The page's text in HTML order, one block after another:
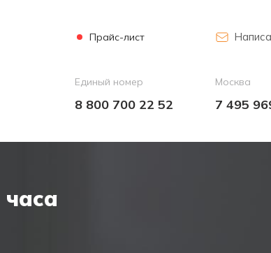
Прайс-лист
Единый номер
8 800 700 22 52
Москва
7 495